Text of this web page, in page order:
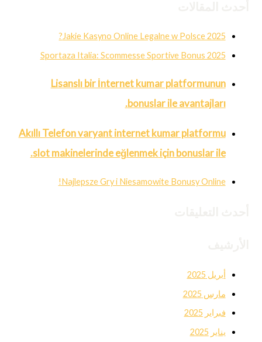
Jakie Kasyno Online Legalne w Polsce 2025?
Sportaza Italia: Scommesse Sportive Bonus 2025
Lisanslı bir İnternet kumar platformunun
bonuslar ile avantajları.
Akıllı Telefon varyant internet kumar platformu
slot makinelerinde eğlenmek için bonuslar ile.
Najlepsze Gry i Niesamowite Bonusy Online!
أبريل 2025
مارس 2025
فبراير 2025
يناير 2025